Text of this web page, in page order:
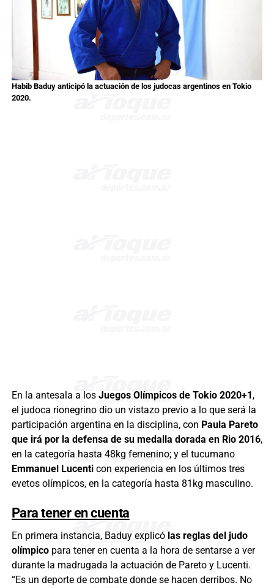
Habib Baduy anticipó la actuación de los judocas argentinos en Tokio
2020.
En la antesala a los Juegos Olímpicos de Tokio 2020+1 ,
el judoca rionegrino dio un vistazo previo a lo que será la
participación argentina en la disciplina, con Paula Pareto
que irá por la defensa de su medalla dorada en Rio 2016,
en la categoría hasta 48kg femenino; y el tucumano
Emmanuel Lucenti con experiencia en los últimos tres
evetos olímpicos, en la categoría hasta 81kg masculino.
Para tener en cuenta
En primera instancia, Baduy explicó las reglas del judo
olímpicopara tener en cuenta a la hora de sentarse a ver
durante la madrugada la actuación de Pareto y Lucenti.
“Es un deporte de combate donde se hacen derribos. No